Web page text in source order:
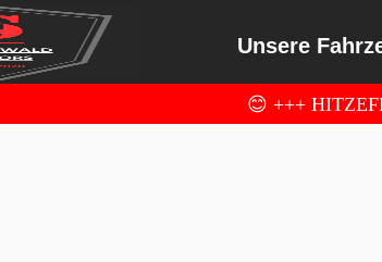
Unsere
😊 +++